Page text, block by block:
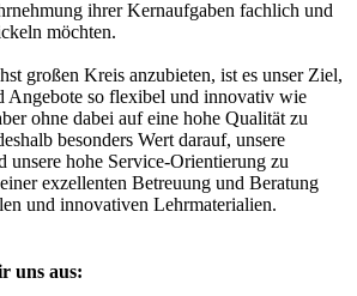
ihrer Kernaufgaben fachlich und
möchten.
großen Kreis anzubieten, ist es unser Ziel,
Angebote so flexibel und innovativ wie
ohne dabei auf eine hohe Qualität zu
besonders Wert darauf, unsere
unsere hohe Service-Orientierung zu
exzellenten Betreuung und Beratung
und innovativen Lehrmaterialien.
uns aus: